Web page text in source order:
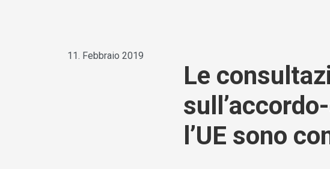
11. Febbraio 2019
Le
l’UE sono